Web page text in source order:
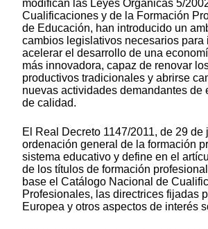
modifican las Leyes Orgánicas 5/
Cualificaciones y de la Formación
de Educación, han introducido un
cambios legislativos necesarios para
acelerar el desarrollo de una
más innovadora, capaz de renovar
productivos tradicionales y abrirse
nuevas actividades demandantes de
de calidad.
El Real Decreto 1147/2011, de 29 de
ordenación general de la formación
sistema educativo y define en el
de los títulos de formación
base el Catálogo Nacional de
Profesionales, las directrices fijadas
Europea y otros aspectos de interés